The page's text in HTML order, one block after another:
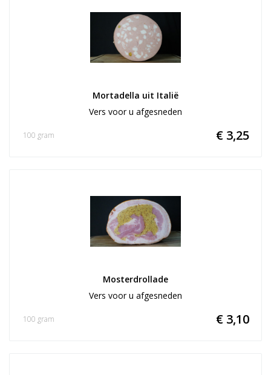
Mortadella uit Italië
Vers voor u afgesneden
€ 3,25
100 gram
Mosterdrollade
Vers voor u afgesneden
€ 3,10
100 gram